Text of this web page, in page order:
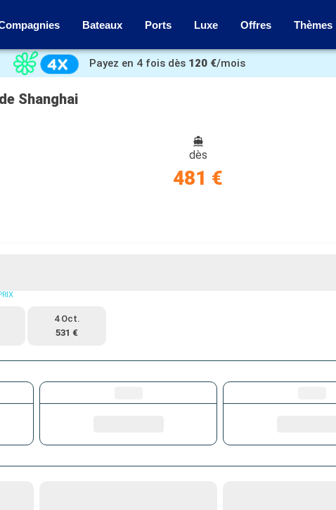
Bateaux Ports Luxe Offres Thèmes
Payez en 4 fois dès 120 €/mois
Shanghai
dès
481 €
4 Oct.
531 €